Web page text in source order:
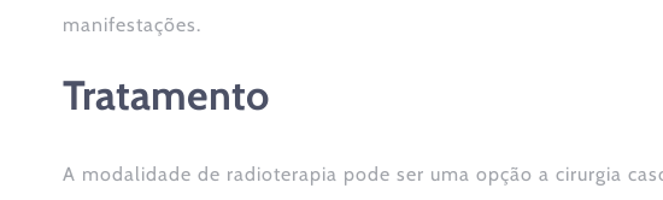
manifestações.
Tratamento
A modalidade de radioterapia pode ser uma opção a cirurgia